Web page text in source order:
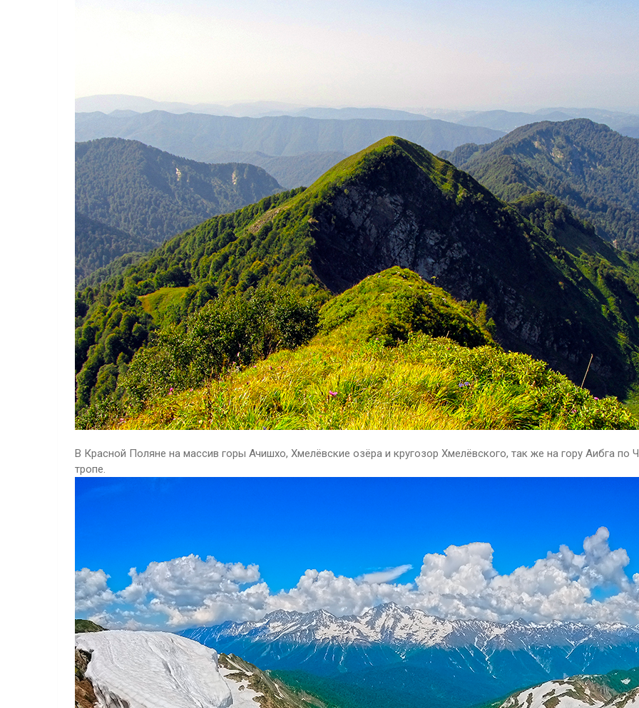
В Красной Поляне на массив горы Ачишхо, Хмелёвские озёра и кругозор Хмелёвского, так же на гору Аибга по
тропе.